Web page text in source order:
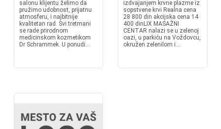
salonu klijentu želimo da
pružimo udobnost, prijatnu
atmosferu, i najbitnije
kvalitetan rad. Svi tretmani
se rade prirodnom
medicinskom kozmetikom
Dr Schrammek. U ponudi...
izdvajanjem krvne plazme iz
sopstvene krvi Realna cena
28 800 din akcijska cena 14
400 dinLIX MASAŽNI
CENTAR nalazi se u zelenoj
oazi, u parkiću na Voždovcu,
okružen zelenilom i...